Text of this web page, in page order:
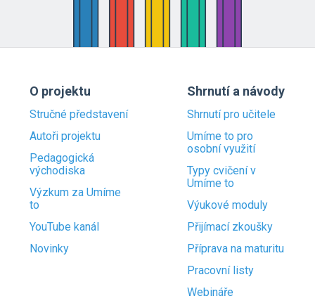
O projektu
Stručné představení
Autoři projektu
Pedagogická
východiska
Výzkum za Umíme
to
YouTube kanál
Novinky
Shrnutí a návody
Shrnutí pro učitele
Umíme to pro
osobní využití
Typy cvičení v
Umíme to
Výukové moduly
Přijímací zkoušky
Příprava na maturitu
Pracovní listy
Webináře